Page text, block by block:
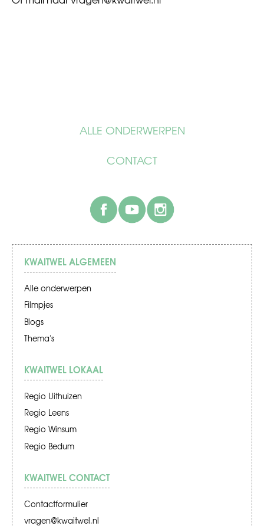
ALLE ONDERWERPEN
CONTACT
facebook
KWAITWEL ALGEMEEN
Alle onderwerpen
Filmpjes
Blogs
Thema's
KWAITWEL LOKAAL
Regio Uithuizen
Regio Leens
Regio Winsum
Regio Bedum
KWAITWEL CONTACT
Contactformulier
vragen@kwaitwel.nl